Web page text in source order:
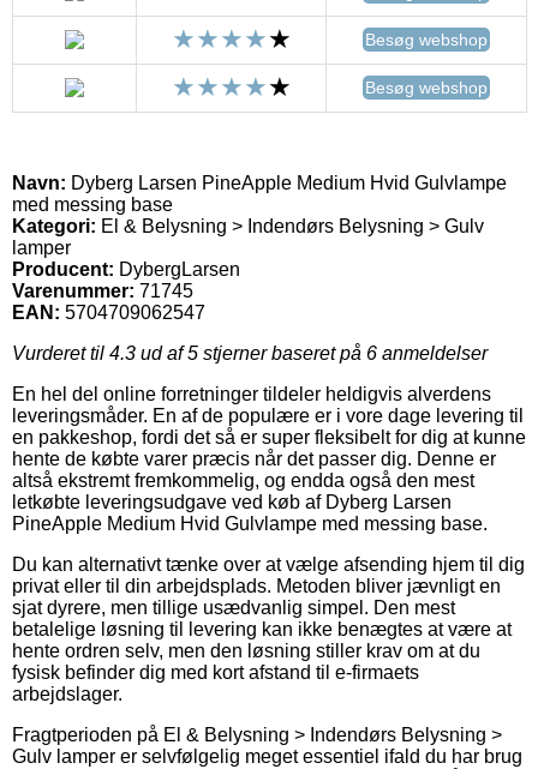
Besøg webshop
Besøg webshop
Navn: Dyberg Larsen PineApple Medium Hvid Gulvlampe
med messing base
Kategori: El & Belysning > Indendørs Belysning > Gulv
lamper
Producent: DybergLarsen
Varenummer: 71745
EAN: 5704709062547
Vurderet til 4.3 ud af 5 stjerner baseret på 6 anmeldelser
En hel del online forretninger tildeler heldigvis alverdens
leveringsmåder. En af de populære er i vore dage levering til
en pakkeshop, fordi det så er super fleksibelt for dig at kunne
hente de købte varer præcis når det passer dig. Denne er
altså ekstremt fremkommelig, og endda også den mest
letkøbte leveringsudgave ved køb af Dyberg Larsen
PineApple Medium Hvid Gulvlampe med messing base.
Du kan alternativt tænke over at vælge afsending hjem til dig
privat eller til din arbejdsplads. Metoden bliver jævnligt en
sjat dyrere, men tillige usædvanlig simpel. Den mest
betalelige løsning til levering kan ikke benægtes at være at
hente ordren selv, men den løsning stiller krav om at du
fysisk befinder dig med kort afstand til e-firmaets
arbejdslager.
Fragtperioden på El & Belysning > Indendørs Belysning >
Gulv lamper er selvfølgelig meget essentiel ifald du har brug